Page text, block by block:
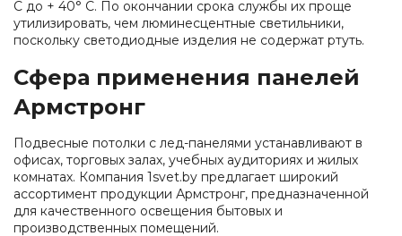
С до + 40° С. По окончании срока службы их проще
утилизировать, чем люминесцентные светильники,
поскольку светодиодные изделия не содержат ртуть.
Сфера применения панелей
Армстронг
Подвесные потолки с лед-панелями устанавливают в
офисах, торговых залах, учебных аудиториях и жилых
комнатах. Компания 1svet.by предлагает широкий
ассортимент продукции Армстронг, предназначенной
для качественного освещения бытовых и
производственных помещений.